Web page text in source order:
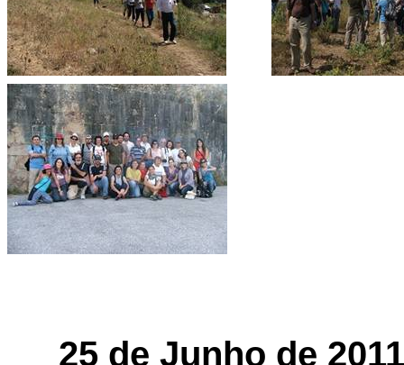
25 de Junho de